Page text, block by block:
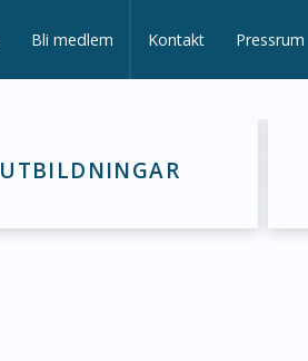
Bli medlem Kontakt Pressrum
UTBILDNINGAR